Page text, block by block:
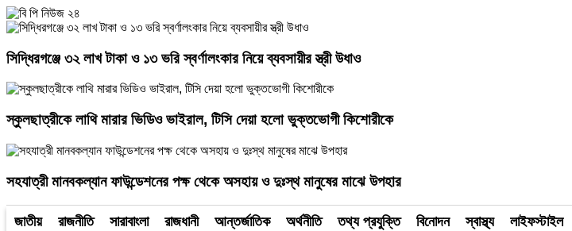
সিদ্ধিরগঞ্জে ৩২ লাখ টাকা ও ১৩ ভরি স্বর্ণালংকার নিয়ে ব্যবসায়ীর স্ত্রী উধাও
স্কুলছাত্রীকে লাথি মারার ভিডিও ভাইরাল, টিসি দেয়া হলো ভুক্তভোগী কিশোরীকে
সহযাত্রী মানবকল্যান ফাউন্ডেশনের পক্ষ থেকে অসহায় ও দুঃস্থ মানুষের মাঝে উপহার
জাতীয় রাজনীতি সারাবাংলা রাজধানী আন্তর্জাতিক অর্থনীতি তথ্য প্রযুক্তি বিনোদন স্বাস্থ্য লাইফস্টাইল